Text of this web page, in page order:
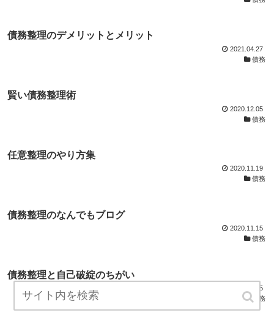
債務整理のデメリットとメリット
2021.04.27
債務
賢い債務整理術
2020.12.05
債務
任意整理のやり方集
2020.11.19
債務
債務整理のなんでもブログ
2020.11.15
債務
債務整理と自己破綻のちがい
2020.08.25
債務